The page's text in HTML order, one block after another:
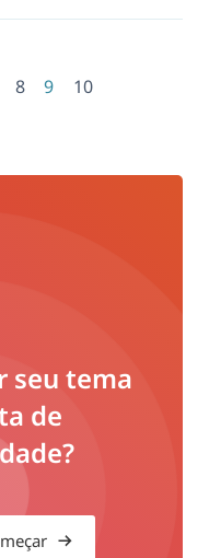
8 9 10
seu tema
de